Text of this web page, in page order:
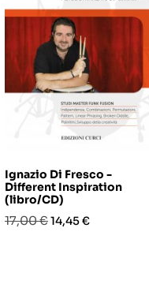
Ignazio Di Fresco -
Different Inspiration
(libro/CD)
Prezzo
17,00 €Prezzo
14,45 €